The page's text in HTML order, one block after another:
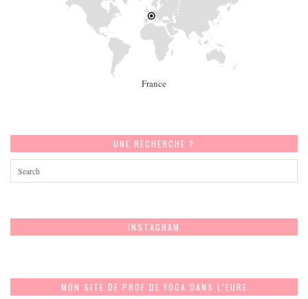
France
UNE RECHERCHE ?
INSTAGRAM
MON SITE DE PROF DE YOGA DANS L’EURE